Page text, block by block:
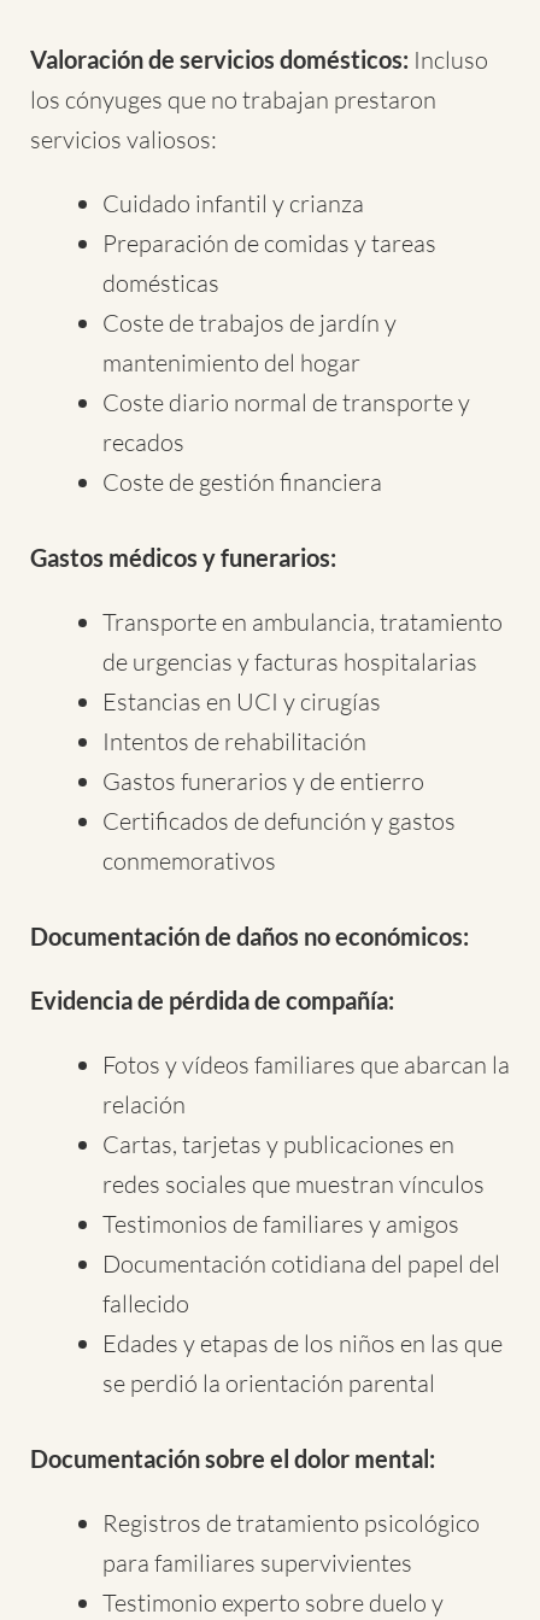
Valoración de servicios domésticos: Incluso
los cónyuges que no trabajan prestaron
servicios valiosos:
Cuidado infantil y crianza
Preparación de comidas y tareas
domésticas
Coste de trabajos de jardín y
mantenimiento del hogar
Coste diario normal de transporte y
recados
Coste de gestión financiera
Gastos médicos y funerarios:
Transporte en ambulancia, tratamiento
de urgencias y facturas hospitalarias
Estancias en UCI y cirugías
Intentos de rehabilitación
Gastos funerarios y de entierro
Certificados de defunción y gastos
conmemorativos
Documentación de daños no económicos:
Evidencia de pérdida de compañía:
Fotos y vídeos familiares que abarcan la
relación
Cartas, tarjetas y publicaciones en
redes sociales que muestran vínculos
Testimonios de familiares y amigos
Documentación cotidiana del papel del
fallecido
Edades y etapas de los niños en las que
se perdió la orientación parental
Documentación sobre el dolor mental:
Registros de tratamiento psicológico
para familiares supervivientes
Testimonio experto sobre duelo y